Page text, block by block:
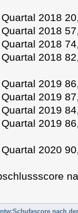
2018
2018
2018
2018
2019
2019
2019
2019
2020
nach